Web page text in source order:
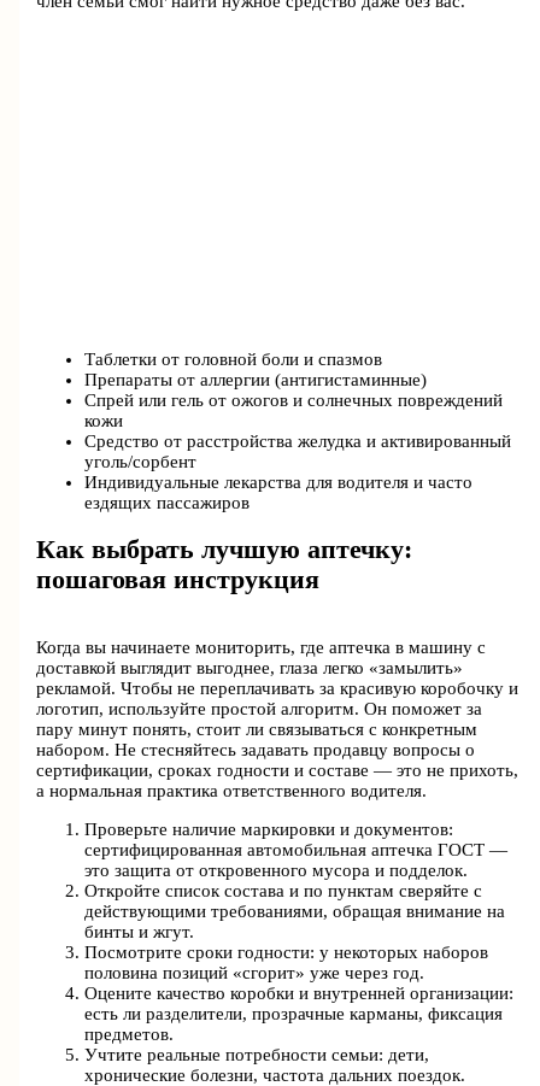
Таблетки от головной боли и спазмов
Препараты от аллергии (антигистаминные)
Спрей или гель от ожогов и солнечных повреждений
кожи
Средство от расстройства желудка и активированный
уголь/сорбент
Индивидуальные лекарства для водителя и часто
ездящих пассажиров
Как выбрать лучшую аптечку:
пошаговая инструкция
Когда вы начинаете мониторить, где аптечка в машину с
доставкой выглядит выгоднее, глаза легко «замылить»
рекламой. Чтобы не переплачивать за красивую коробочку и
логотип, используйте простой алгоритм. Он поможет за
пару минут понять, стоит ли связываться с конкретным
набором. Не стесняйтесь задавать продавцу вопросы о
сертификации, сроках годности и составе — это не прихоть,
а нормальная практика ответственного водителя.
Проверьте наличие маркировки и документов:
сертифицированная автомобильная аптечка ГОСТ —
это защита от откровенного мусора и подделок.
Откройте список состава и по пунктам сверяйте с
действующими требованиями, обращая внимание на
бинты и жгут.
Посмотрите сроки годности: у некоторых наборов
половина позиций «сгорит» уже через год.
Оцените качество коробки и внутренней организации:
есть ли разделители, прозрачные карманы, фиксация
предметов.
Учтите реальные потребности семьи: дети,
хронические болезни, частота дальних поездок.